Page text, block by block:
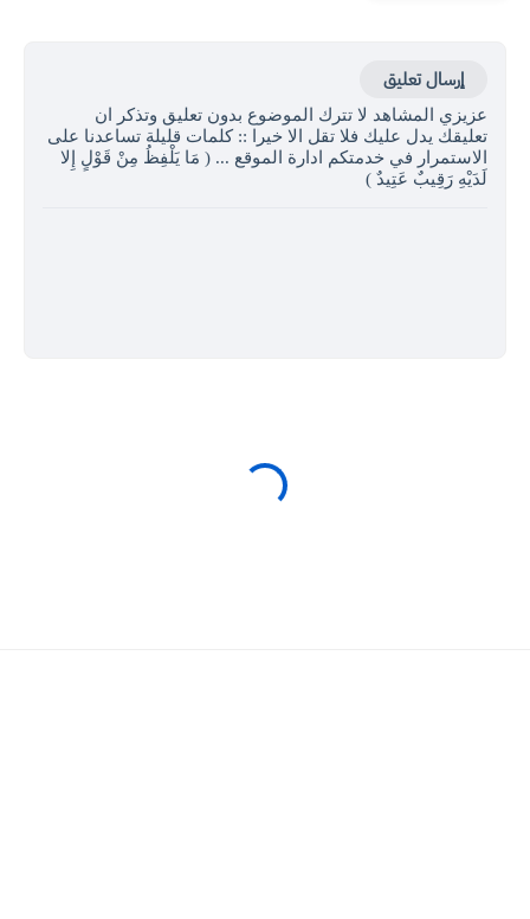
إرسال تعليق
عزيزي المشاهد لا تترك الموضوع بدون تعليق وتذكر ان
تعليقك يدل عليك فلا تقل الا خيرا :: كلمات قليلة تساعدنا على
الاستمرار في خدمتكم ادارة الموقع ... ( مَا يَلْفِظُ مِنْ قَوْلٍ إِلا
لَدَيْهِ رَقِيبٌ عَتِيدٌ )